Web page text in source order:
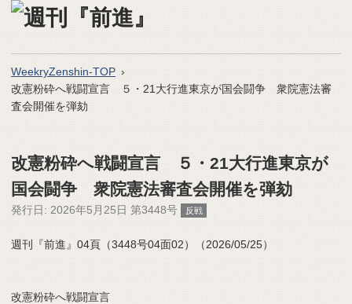
WeekryZenshin-TOP
改憲粉砕へ戦闘宣言 ５・21大行進東京が国会闘争 衆院憲法審
査会開催を弾劾
改憲粉砕へ戦闘宣言 ５・21大行進東京が
国会闘争 衆院憲法審査会開催を弾劾
発行日: 2026年5月25日 第3448号 反戦
週刊『前進』04頁（3448号04面02）（2026/05/25）
改憲粉砕へ戦闘宣言